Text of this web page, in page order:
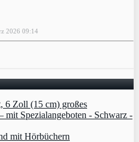
2026 09:14
mit Hörbüchern